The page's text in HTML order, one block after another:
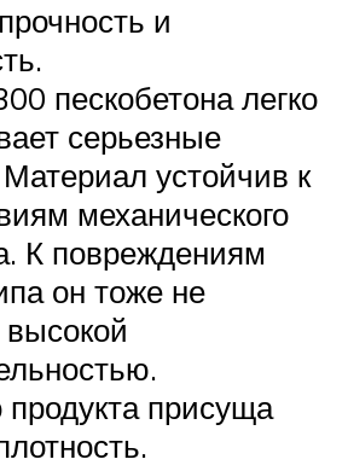
и
пескобетона легко
серьезные
Материал устойчив к
механического
К повреждениям
он тоже не
продукта присуща